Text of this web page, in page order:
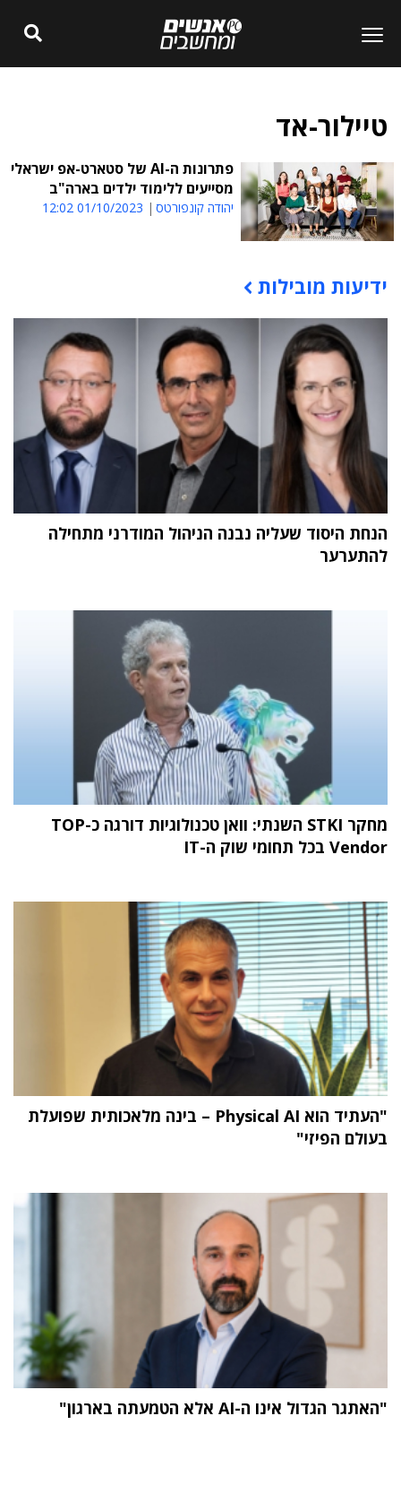
טיילור-אד
פתרונות ה-AI של סטארט-אפ ישראלי
מסייעים ללימוד ילדים בארה"ב
יהודה קונפורטס 01/10/2023 12:02
תוכן פרסומי
ידיעות מובילות
הנחת היסוד שעליה נבנה הניהול המודרני מתחילה
להתערער
מחקר STKI השנתי: וואן טכנולוגיות דורגה כ-TOP
Vendor בכל תחומי שוק ה-IT
"העתיד הוא Physical AI – בינה מלאכותית שפועלת
בעולם הפיזי"
"האתגר הגדול אינו ה-AI אלא הטמעתה בארגון"